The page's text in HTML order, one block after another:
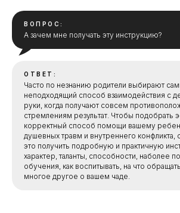
ВОПРОС:
А зачем мне получать эту инструкцию?
ОТВЕТ:
Часто по незнанию родители выбирают
неподходящий способ взаимодействия с
руки, когда получают совсем
стремлениям результат. Чтобы подобрать
корректный способ помощи вашему
душевных травм и внутреннего
это получить подробную и практичную
характер, таланты, способности, наболее
обучения, как воспитывать, на что
многое другое о вашем чаде.